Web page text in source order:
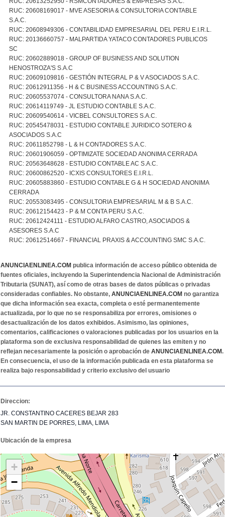
RUC: 20608169017 - MVE ASESORIA & CONSULTORIA CONTABLE
S.A.C.
RUC: 20608949306 - CONTABILIDAD EMPRESARIAL DEL PERU E.I.R.L.
RUC: 20136660757 - MALPARTIDA YATACO CONTADORES PUBLICOS
SC
RUC: 20602889018 - GROUP OF BUSINESS AND SOLUTION
HENOSTROZA'S S.A.C
RUC: 20609109816 - GESTIÓN INTEGRAL P & V ASOCIADOS S.A.C.
RUC: 20612911356 - H & C BUSINESS ACCOUNTING S.A.C.
RUC: 20605537074 - CONSULTORA NANA S.A.C.
RUC: 20614119749 - JL ESTUDIO CONTABLE S.A.C.
RUC: 20609540614 - VICBEL CONSULTORES S.A.C.
RUC: 20545478031 - ESTUDIO CONTABLE JURIDICO SOTERO &
ASOCIADOS S.A.C
RUC: 20611852798 - L & H CONTADORES S.A.C.
RUC: 20601906059 - OPTIMIZATE SOCIEDAD ANONIMA CERRADA
RUC: 20563648628 - ESTUDIO CONTABLE AC S.A.C.
RUC: 20600862520 - ICXIS CONSULTORES E.I.R.L.
RUC: 20605883860 - ESTUDIO CONTABLE G & H SOCIEDAD ANONIMA
CERRADA
RUC: 20553083495 - CONSULTORIA EMPRESARIAL M & B S.A.C.
RUC: 20612154423 - P & M CONTA PERU S.A.C.
RUC: 20612424111 - ESTUDIO ALFARO CASTRO, ASOCIADOS &
ASESORES S.A.C
RUC: 20612514667 - FINANCIAL PRAXIS & ACCOUNTING SMC S.A.C.
ANUNCIAENLINEA.COM publica información de acceso público obtenida de
fuentes oficiales, incluyendo la Superintendencia Nacional de Administración
Tributaria (SUNAT), así como de otras bases de datos públicas o privadas
consideradas confiables. No obstante, ANUNCIAENLINEA.COM no garantiza
que dicha información sea exacta, completa o esté permanentemente
actualizada, por lo que no se responsabiliza por errores, omisiones o
desactualización de los datos exhibidos. Asimismo, las opiniones,
comentarios, calificaciones o valoraciones publicadas por los usuarios en la
plataforma son de exclusiva responsabilidad de quienes las emiten y no
reflejan necesariamente la posición o aprobación de ANUNCIAENLINEA.COM.
En consecuencia, el uso de la información publicada en esta plataforma se
realiza bajo responsabilidad y criterio exclusivo del usuario
Direccion:
JR. CONSTANTINO CACERES BEJAR 283
SAN MARTIN DE PORRES, LIMA, LIMA
Ubicación de la empresa
+
−